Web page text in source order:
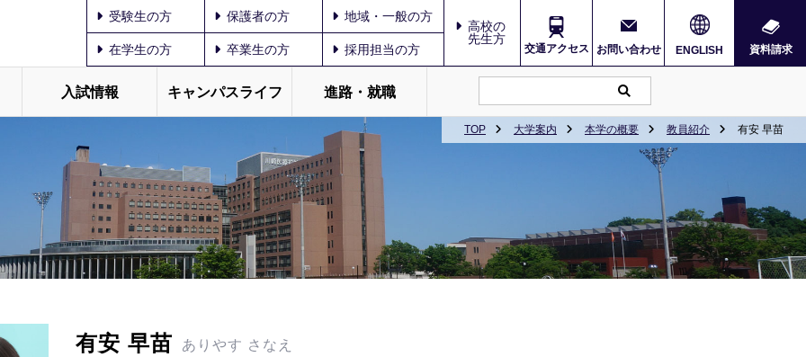
受験生の方 保護者の方 地域・一般の方
高校の
先生方
交通アクセス お問い合わせ ENGLISH 資料請求
在学生の方 卒業生の方 採用担当の方
入試情報 キャンパスライフ 進路・就職
TOP 大学案内 本学の概要 教員紹介 有安 早苗
有安 早苗 ありやす さなえ